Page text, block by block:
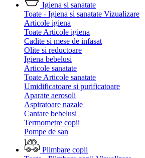
Igiena si sanatate
Toate - Igiena si sanatate Vizualizare
Articole igiena
Toate Articole igiena
Cadite si mese de infasat
Olite si reductoare
Igiena bebelusi
Articole sanatate
Toate Articole sanatate
Umidificatoare si purificatoare
Aparate aerosoli
Aspiratoare nazale
Cantare bebelusi
Termometre copii
Pompe de san
Plimbare copii